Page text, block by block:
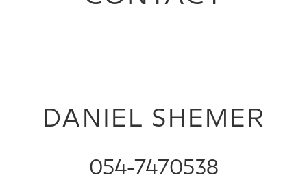
DANIEL SHEMER
054-7470538